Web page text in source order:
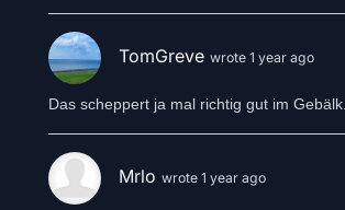
TomGreve wrote 1 year ago
Das scheppert ja mal richtig gut im
Mrlo wrote 1 year ago